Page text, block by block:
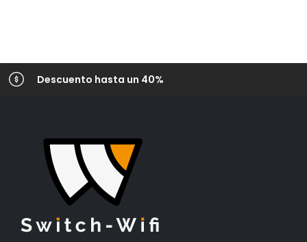
Descuento hasta un 40%